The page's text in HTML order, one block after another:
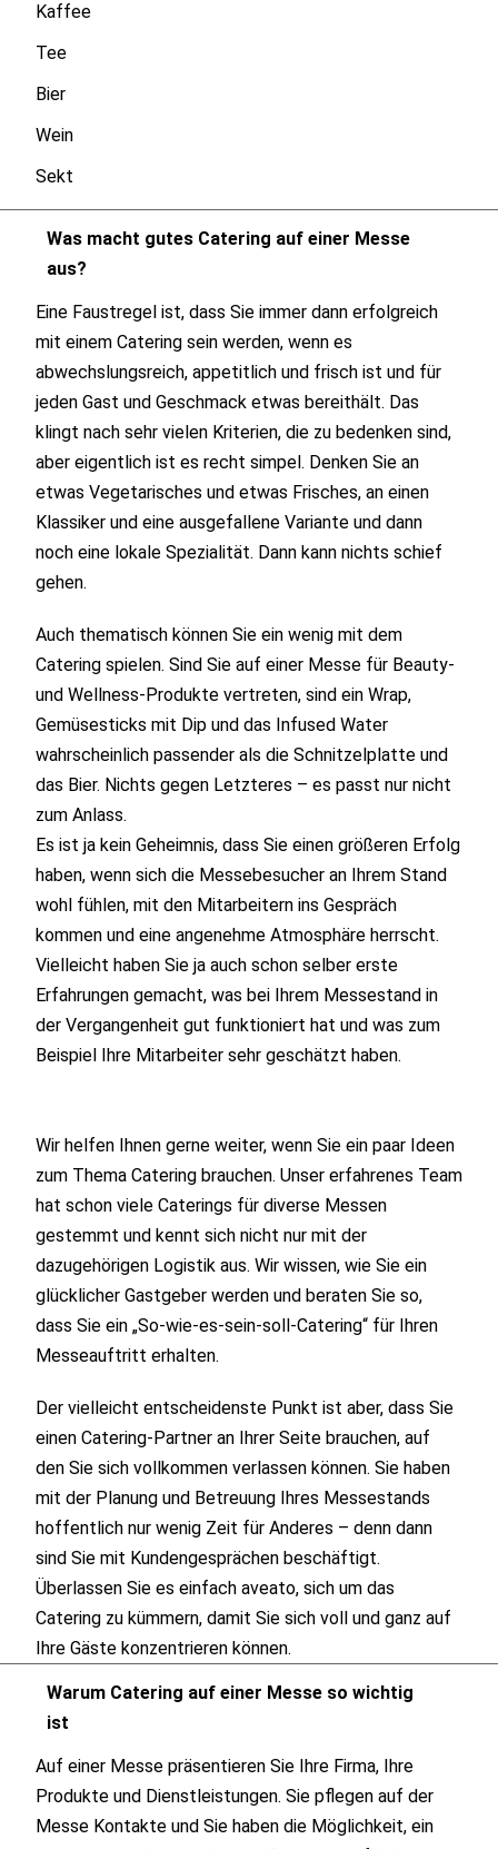
Kaffee
Tee
Bier
Wein
Sekt
Was macht gutes Catering auf einer Messe
aus?
Eine Faustregel ist, dass Sie immer dann erfolgreich
mit einem Catering sein werden, wenn es
abwechslungsreich, appetitlich und frisch ist und für
jeden Gast und Geschmack etwas bereithält. Das
klingt nach sehr vielen Kriterien, die zu bedenken sind,
aber eigentlich ist es recht simpel. Denken Sie an
etwas Vegetarisches und etwas Frisches, an einen
Klassiker und eine ausgefallene Variante und dann
noch eine lokale Spezialität. Dann kann nichts schief
gehen.
Auch thematisch können Sie ein wenig mit dem
Catering spielen. Sind Sie auf einer Messe für Beauty-
und Wellness-Produkte vertreten, sind ein Wrap,
Gemüsesticks mit Dip und das Infused Water
wahrscheinlich passender als die Schnitzelplatte und
das Bier. Nichts gegen Letzteres – es passt nur nicht
zum Anlass.
Es ist ja kein Geheimnis, dass Sie einen größeren Erfolg
haben, wenn sich die Messebesucher an Ihrem Stand
wohl fühlen, mit den Mitarbeitern ins Gespräch
kommen und eine angenehme Atmosphäre herrscht.
Vielleicht haben Sie ja auch schon selber erste
Erfahrungen gemacht, was bei Ihrem Messestand in
der Vergangenheit gut funktioniert hat und was zum
Beispiel Ihre Mitarbeiter sehr geschätzt haben.
Wir helfen Ihnen gerne weiter, wenn Sie ein paar Ideen
zum Thema Catering brauchen. Unser erfahrenes Team
hat schon viele Caterings für diverse Messen
gestemmt und kennt sich nicht nur mit der
dazugehörigen Logistik aus. Wir wissen, wie Sie ein
glücklicher Gastgeber werden und beraten Sie so,
dass Sie ein „So-wie-es-sein-soll-Catering“ für Ihren
Messeauftritt erhalten.
Der vielleicht entscheidenste Punkt ist aber, dass Sie
einen Catering-Partner an Ihrer Seite brauchen, auf
den Sie sich vollkommen verlassen können. Sie haben
mit der Planung und Betreuung Ihres Messestands
hoffentlich nur wenig Zeit für Anderes – denn dann
sind Sie mit Kundengesprächen beschäftigt.
Überlassen Sie es einfach aveato, sich um das
Catering zu kümmern, damit Sie sich voll und ganz auf
Ihre Gäste konzentrieren können.
Warum Catering auf einer Messe so wichtig
ist
Auf einer Messe präsentieren Sie Ihre Firma, Ihre
Produkte und Dienstleistungen. Sie pflegen auf der
Messe Kontakte und Sie haben die Möglichkeit, ein